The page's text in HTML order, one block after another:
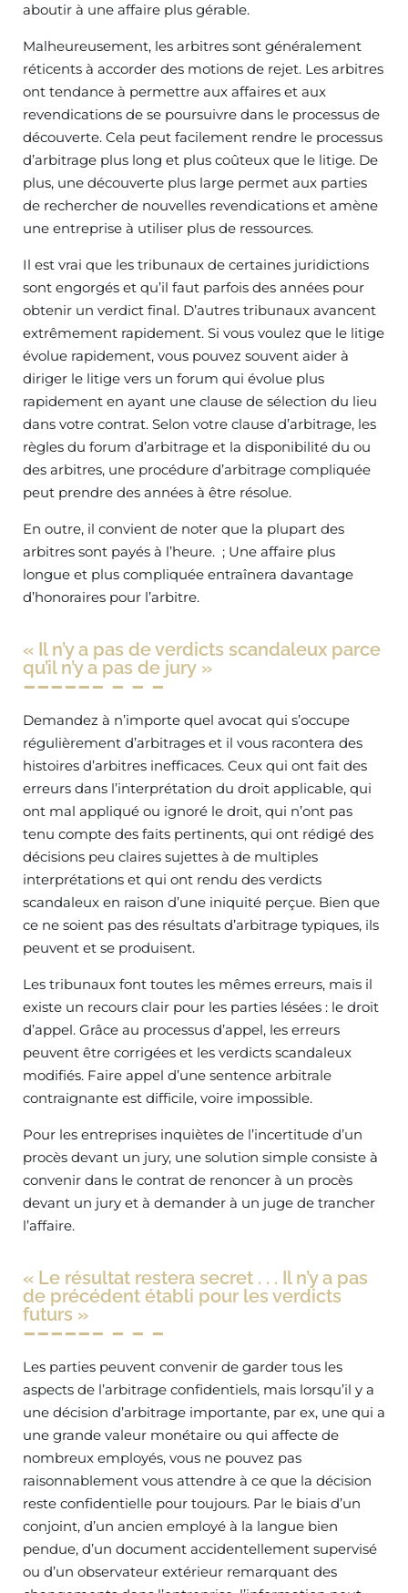
aboutir à une affaire plus gérable.
Malheureusement, les arbitres sont généralement
réticents à accorder des motions de rejet. Les arbitres
ont tendance à permettre aux affaires et aux
revendications de se poursuivre dans le processus de
découverte. Cela peut facilement rendre le processus
d’arbitrage plus long et plus coûteux que le litige. De
plus, une découverte plus large permet aux parties
de rechercher de nouvelles revendications et amène
une entreprise à utiliser plus de ressources.
Il est vrai que les tribunaux de certaines juridictions
sont engorgés et qu’il faut parfois des années pour
obtenir un verdict final. D’autres tribunaux avancent
extrêmement rapidement. Si vous voulez que le litige
évolue rapidement, vous pouvez souvent aider à
diriger le litige vers un forum qui évolue plus
rapidement en ayant une clause de sélection du lieu
dans votre contrat. Selon votre clause d’arbitrage, les
règles du forum d’arbitrage et la disponibilité du ou
des arbitres, une procédure d’arbitrage compliquée
peut prendre des années à être résolue.
En outre, il convient de noter que la plupart des
arbitres sont payés à l’heure. ; Une affaire plus
longue et plus compliquée entraînera davantage
d’honoraires pour l’arbitre.
« Il n’y a pas de verdicts scandaleux parce
qu’il n’y a pas de jury »
Demandez à n’importe quel avocat qui s’occupe
régulièrement d’arbitrages et il vous racontera des
histoires d’arbitres inefficaces. Ceux qui ont fait des
erreurs dans l’interprétation du droit applicable, qui
ont mal appliqué ou ignoré le droit, qui n’ont pas
tenu compte des faits pertinents, qui ont rédigé des
décisions peu claires sujettes à de multiples
interprétations et qui ont rendu des verdicts
scandaleux en raison d’une iniquité perçue. Bien que
ce ne soient pas des résultats d’arbitrage typiques, ils
peuvent et se produisent.
Les tribunaux font toutes les mêmes erreurs, mais il
existe un recours clair pour les parties lésées : le droit
d’appel. Grâce au processus d’appel, les erreurs
peuvent être corrigées et les verdicts scandaleux
modifiés. Faire appel d’une sentence arbitrale
contraignante est difficile, voire impossible.
Pour les entreprises inquiètes de l’incertitude d’un
procès devant un jury, une solution simple consiste à
convenir dans le contrat de renoncer à un procès
devant un jury et à demander à un juge de trancher
l’affaire.
« Le résultat restera secret . . . Il n’y a pas
de précédent établi pour les verdicts
futurs »
Les parties peuvent convenir de garder tous les
aspects de l’arbitrage confidentiels, mais lorsqu’il y a
une décision d’arbitrage importante, par ex, une qui a
une grande valeur monétaire ou qui affecte de
nombreux employés, vous ne pouvez pas
raisonnablement vous attendre à ce que la décision
reste confidentielle pour toujours. Par le biais d’un
conjoint, d’un ancien employé à la langue bien
pendue, d’un document accidentellement supervisé
ou d’un observateur extérieur remarquant des